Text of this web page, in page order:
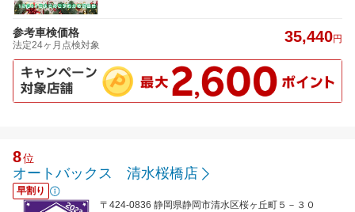
参考車検価格
法定24ヶ月点検対象 35,440円
8位
オートバックス 清水桜橋店
早割り
〒424-0836 静岡県静岡市清水区桜ヶ丘町５－３０